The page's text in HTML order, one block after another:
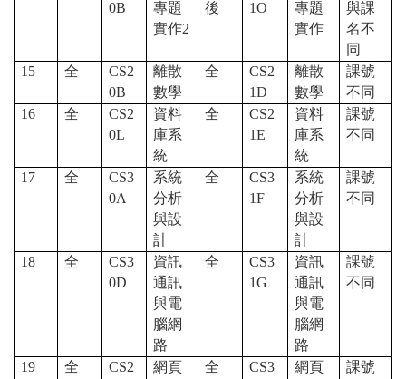
0B
專題
實作2
後 1O
專題
實作
與課
名不
同
15
全
CS2
0B
離散
數學
全
CS2
1D
離散
數學
課號
不同
16
全
CS2
0L
資料
庫系
統
全
CS2
1E
資料
庫系
統
課號
不同
17 全
CS3
0A
系統
分析
與設
計
全
CS3
1F
系統
分析
與設
計
課號
不同
18 全
CS3
0D
資訊
通訊
與電
腦網
路
全
CS3
1G
資訊
通訊
與電
腦網
路
課號
不同
19 全
CS2
網頁
全
CS3
網頁
課號